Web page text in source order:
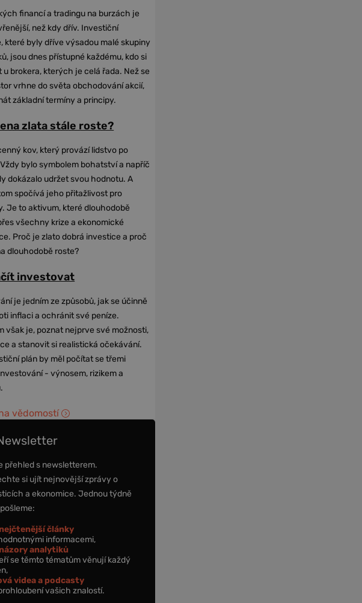
financí a tradingu na burzách je
než kdy dřív. Investiční
které byly dříve výsadou malé skupiny
jsou dnes přístupné každému, kdo si
u brokera, kterých je celá řada. Než se
vrhne do světa obchodování akcií,
základní termíny a principy.
zlata stále roste?
kov, který provází lidstvo po
bylo symbolem bohatství a napříč
dokázalo udržet svou hodnotu. A
spočívá jeho přitažlivost pro
Je to aktivum, které dlouhodobě
všechny krize a ekonomické
Proč je zlato dobrá investice a proč
dlouhodobě roste?
investovat
je jedním ze způsobů, jak se účinně
inflaci a ochránit své peníze.
však je, poznat nejprve své možnosti,
a stanovit si realistická očekávání.
plán by měl počítat se třemi
- výnosem, rizikem a
vědomostí
přehled s newsletterem.
si ujít nejnovější zprávy o
a ekonomice. Jednou týdně
články
informacemi,
analytiků
se těmto tématům věnují každý
videa a podcasty
vašich znalostí.